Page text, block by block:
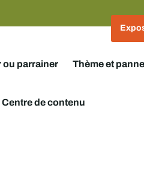
ou parrainer Thème et
Centre de contenu